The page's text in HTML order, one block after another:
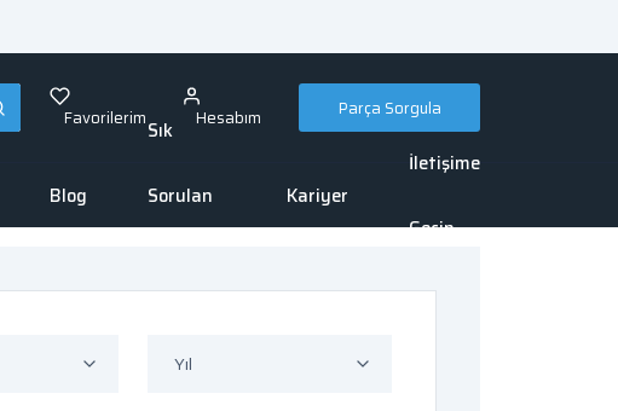
Favorilerim Hesabım Parça Sorgula
Blog
Sık
Sorulan Kariyer
İletişime
Geçin
Yıl